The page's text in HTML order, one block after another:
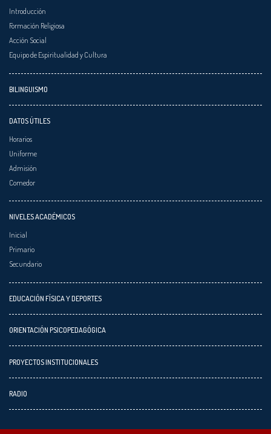
Introducción
Formación Religiosa
Acción Social
Equipo de Espiritualidad y Cultura
BILINGUISMO
DATOS ÚTILES
Horarios
Uniforme
Admisión
Comedor
NIVELES ACADÉMICOS
Inicial
Primario
Secundario
EDUCACIÓN FÍSICA Y DEPORTES
ORIENTACIÓN PSICOPEDAGÓGICA
PROYECTOS INSTITUCIONALES
RADIO